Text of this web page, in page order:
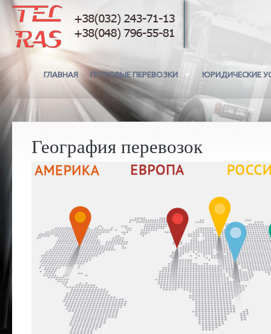
ГЛАВНАЯ ГРУЗОВЫЕ ПЕРЕВОЗКИ ЮРИДИЧЕСКИЕ
География перевозок